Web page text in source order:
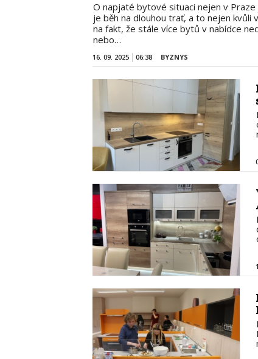
O napjaté bytové situaci nejen v
je běh na dlouhou trať, a to nejen kvůli
na fakt, že stále více bytů v nabídce
nebo…
16. 09. 2025 06:38 BYZNYS